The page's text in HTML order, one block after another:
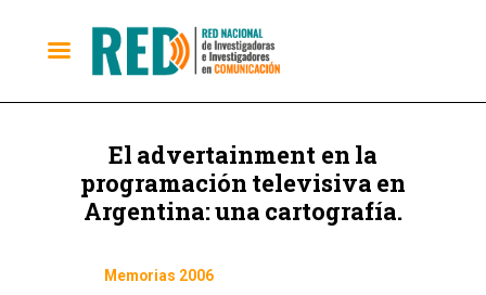
El advertainment en la
programación televisiva en
Argentina: una cartografía.
Memorias 2006